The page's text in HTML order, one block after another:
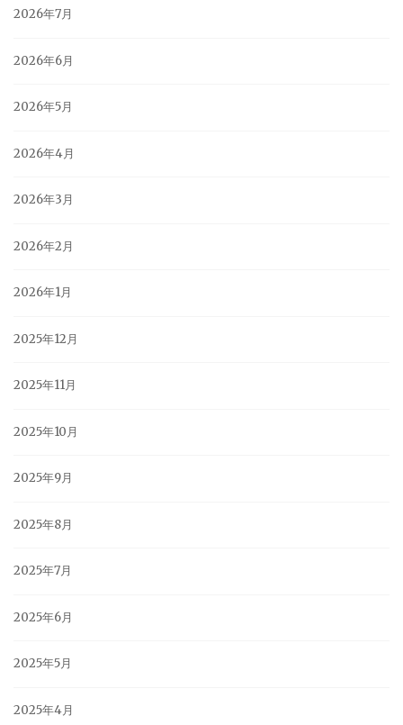
2026年7月
2026年6月
2026年5月
2026年4月
2026年3月
2026年2月
2026年1月
2025年12月
2025年11月
2025年10月
2025年9月
2025年8月
2025年7月
2025年6月
2025年5月
2025年4月